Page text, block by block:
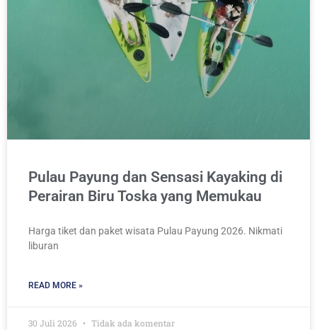
Pulau Payung dan Sensasi Kayaking di
Perairan Biru Toska yang Memukau
Harga tiket dan paket wisata Pulau Payung 2026. Nikmati
liburan
READ MORE »
30 Juli 2026 Tidak ada komentar